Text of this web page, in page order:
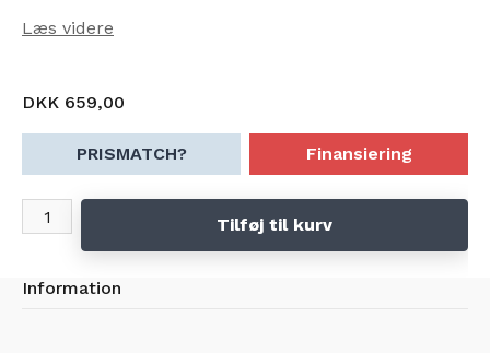
Læs videre
DKK 659,00
PRISMATCH? Finansiering
Tilføj til kurv
Information